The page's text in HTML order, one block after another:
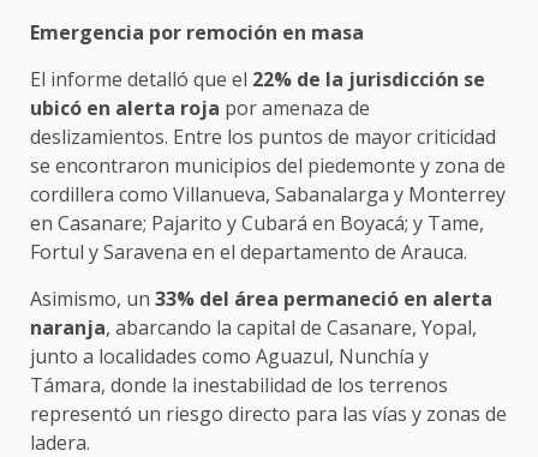
Emergencia por remoción en masa
El informe detalló que el 22% de la jurisdicción se
ubicó en alerta roja por amenaza de
deslizamientos. Entre los puntos de mayor criticidad
se encontraron municipios del piedemonte y zona de
cordillera como Villanueva, Sabanalarga y Monterrey
en Casanare; Pajarito y Cubará en Boyacá; y Tame,
Fortul y Saravena en el departamento de Arauca.
Asimismo, un 33% del área permaneció en alerta
naranja, abarcando la capital de Casanare, Yopal,
junto a localidades como Aguazul, Nunchía y
Támara, donde la inestabilidad de los terrenos
representó un riesgo directo para las vías y zonas de
ladera.